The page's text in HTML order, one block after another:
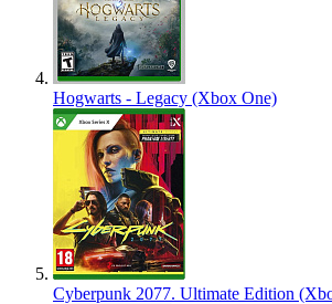
Hogwarts - Legacy (Xbox One)
Cyberpunk 2077. Ultimate Edition